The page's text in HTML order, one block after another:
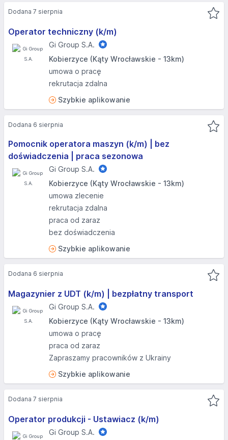
Operator techniczny (k/m)
Gi Group S.A.
Kobierzyce (Kąty Wrocławskie - 13km)
umowa o pracę
rekrutacja zdalna
Szybkie aplikowanie
Dodana 7 sierpnia
Pomocnik operatora maszyn (k/m) | bez
doświadczenia | praca sezonowa
Gi Group S.A.
Kobierzyce (Kąty Wrocławskie - 13km)
umowa zlecenie
rekrutacja zdalna
praca od zaraz
bez doświadczenia
Szybkie aplikowanie
Dodana 6 sierpnia
Magazynier z UDT (k/m) | bezpłatny transport
Gi Group S.A.
Kobierzyce (Kąty Wrocławskie - 13km)
umowa o pracę
praca od zaraz
Zapraszamy pracowników z Ukrainy
Szybkie aplikowanie
Dodana 6 sierpnia
Operator produkcji - Ustawiacz (k/m)
Gi Group S.A.
Dodana 7 sierpnia